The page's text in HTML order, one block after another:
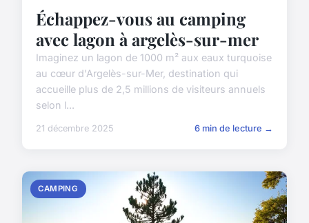
Échappez-vous au camping
avec lagon à argelès-sur-mer
Imaginez un lagon de 1000 m² aux eaux turquoise
au cœur d'Argelès-sur-Mer, destination qui
accueille plus de 2,5 millions de visiteurs annuels
selon l...
21 décembre 2025 6 min de lecture →
CAMPING